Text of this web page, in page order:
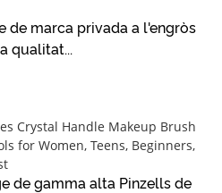
de marca privada a l'engròs
qualitat...
de gamma alta Pinzells de